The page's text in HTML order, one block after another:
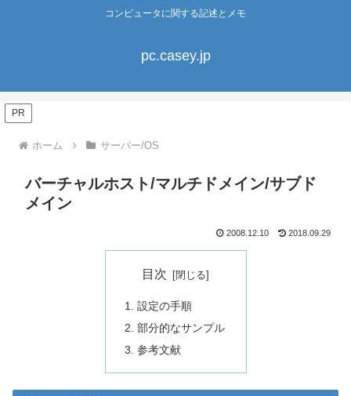
コンピュータに関する記述とメモ
pc.casey.jp
PR
ホーム サーバー/OS
バーチャルホスト/マルチドメイン/サブド
メイン
2008.12.10 2018.09.29
目次
設定の手順
部分的なサンプル
参考文献